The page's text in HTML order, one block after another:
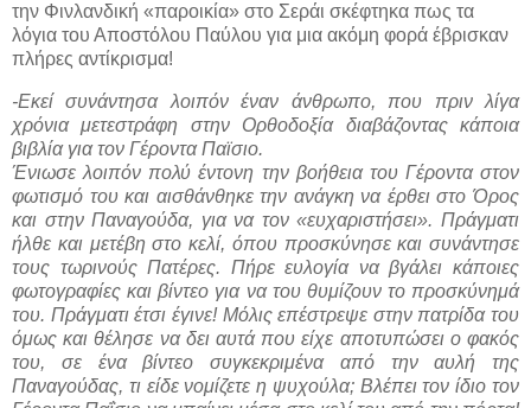
την Φινλανδική «παροικία» στο Σεράι σκέφτηκα πως τα
λόγια του Αποστόλου Παύλου για μια ακόμη φορά έβρισκαν
πλήρες αντίκρισμα!
-Εκεί συνάντησα λοιπόν έναν άνθρωπο, που πριν λίγα
χρόνια μετεστράφη στην Ορθοδοξία διαβάζοντας κάποια
βιβλία για τον Γέροντα Παϊσιο.
Ένιωσε λοιπόν πολύ έντονη την βοήθεια του Γέροντα στον
φωτισμό του και αισθάνθηκε την ανάγκη να έρθει στο Όρος
και στην Παναγούδα, για να τον «ευχαριστήσει». Πράγματι
ήλθε και μετέβη στο κελί, όπου προσκύνησε και συνάντησε
τους τωρινούς Πατέρες. Πήρε ευλογία να βγάλει κάποιες
φωτογραφίες και βίντεο για να του θυμίζουν το προσκύνημά
του. Πράγματι έτσι έγινε! Μόλις επέστρεψε στην πατρίδα του
όμως και θέλησε να δει αυτά που είχε αποτυπώσει ο φακός
του, σε ένα βίντεο συγκεκριμένα από την αυλή της
Παναγούδας, τι είδε νομίζετε η ψυχούλα; Βλέπει τον ίδιο τον